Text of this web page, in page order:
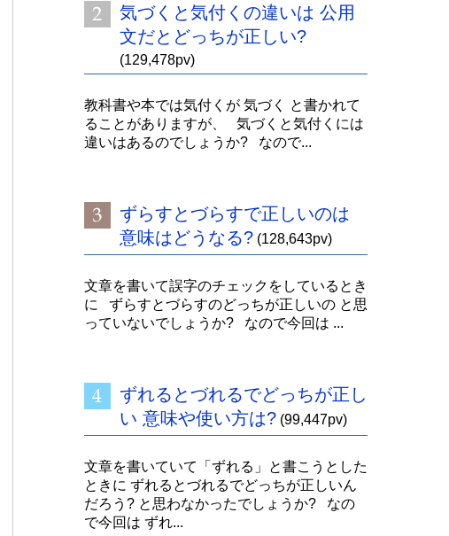
気づくと気付くの違いは 公用
文だとどっちが正しい?
(129,478pv)
教科書や本では気付くが 気づく と書かれて
ることがありますが、 気づくと気付くには
違いはあるのでしょうか? なので...
ずらすとづらすで正しいのは
意味はどうなる? (128,643pv)
文章を書いて誤字のチェックをしているとき
に ずらすとづらすのどっちが正しいの と思
っていないでしょうか? なので今回は ...
ずれるとづれるでどっちが正し
い 意味や使い方は? (99,447pv)
文章を書いていて「ずれる」と書こうとした
ときに ずれるとづれるでどっちが正しいん
だろう? と思わなかったでしょうか? なの
で今回は ずれ...